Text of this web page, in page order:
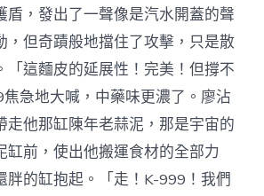
盾，發出了一聲像是汽水開蓋的聲
，但奇蹟般地擋住了攻擊，只是散
「這麵皮的延展性！完美！但撐不
急地大喊，中藥味更濃了。廖沾
走他那缸陳年老蒜泥，那是宇宙的
缸前，使出他搬運食材的全部力
胖的缸抱起。「走！K-999！我們